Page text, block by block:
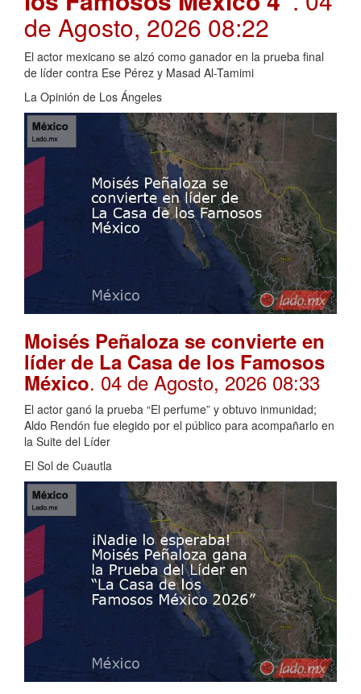
de Agosto, 2026 08:22
El actor mexicano se alzó como ganador en la prueba final
de líder contra Ese Pérez y Masad Al-Tamimi
La Opinión de Los Ángeles
Moisés Peñaloza se convierte en
líder de La Casa de los Famosos
México. 04 de Agosto, 2026 08:33
El actor ganó la prueba “El perfume” y obtuvo inmunidad;
Aldo Rendón fue elegido por el público para acompañarlo en
la Suite del Líder
El Sol de Cuautla